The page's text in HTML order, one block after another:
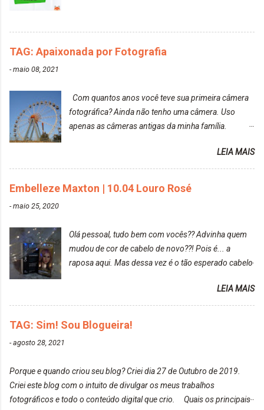
TAG: Apaixonada por Fotografia
-maio 08, 2021
Com quantos anos você teve sua primeira câmera
fotográfica? Ainda não tenho uma câmera. Uso
apenas as câmeras antigas da minha família.
diria que gosto mais de fotografar, mas comecei a
gostar bastante de ser a minha modelo. Você tem
uma boa câmera para fotografar? Ainda não tenho
uma super câmera profissional. Por enquanto, a
suas fotos? Sim. Posto aqui e pelas minhas páginas.
Tumblr, We heart it, ou instagram? Instagram. Eu
particularmente não gosto de Tumblr e nem do We
elas fiquem no modo original? Sou do time foto
de um determinado lugar ou de algo que estou
fotografan...
LEIA MAIS
Embelleze Maxton | 10.04 Louro Rosé
-maio 25, 2020
Olá pessoal, tudo bem com vocês?? Advinha quem
mudou de cor de cabelo de novo??! Pois é... a
raposa aqui. Mas dessa vez é o tão esperado cabelo
Louro Rosé Se vocês não acompanharam a saga do
meu cabelo colorido, vou deixar aqui embaixo, o link
de todos que fiz para vocês verem: ✨ Alfaparf | Alta
Moda é... Creative Crazy Colors Pink
Turkiss Blue
https://www.adrielly.com.br/2020/02/keraton-hard-
colors-turkiss-blue.html ✨ Alpha Line | Máscara
LEIA MAIS
TAG: Sim! Sou Blogueira!
-agosto 28, 2021
Porque e quando criou seu blog? Criei dia 27 de Outubro de 2019.
Criei este blog com o intuito de divulgar os meus trabalhos
fotográficos e todo o conteúdo digital que crio. Quais os principais